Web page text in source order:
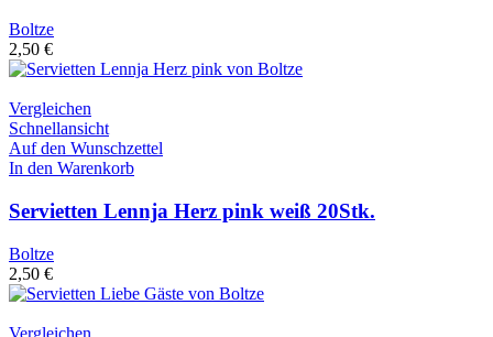
Boltze
2,50 €
Vergleichen
Schnellansicht
Auf den Wunschzettel
In den Warenkorb
Servietten Lennja Herz pink weiß 20Stk.
Boltze
2,50 €
Vergleichen